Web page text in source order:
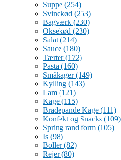
Suppe (254)
Svinekød (253)
Bagværk (230)
Oksekød (230)
Salat (214)
Sauce (180)
Tærter(172)
Pasta (160)
Småkager(149)
Kylling (143)
Lam (121)
Kage (115)
Bradepande Kage (111)
Konfekt og Snacks (109)
Spring rand form (105)
Is (98)
Boller(82)
Rejer(80)